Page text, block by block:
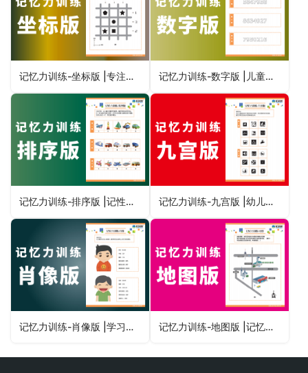
记忆力训练-坐标版 |专注力不集中记性不好的孩子用什么训练 记忆力训练-数字版 |儿童学习能力训练中心图卡高清晰文件
记忆力训练-排序版 |记性不好的孩子用它训练儿童视觉专注力 记忆力训练-九宫版 |幼儿童小学生记忆力不好怎么办
记忆力训练-肖像版 |学习成绩不好的孩子怎么办注意力训练 记忆力训练-地图版 |记忆力不好怎么办儿童小学生幼儿园